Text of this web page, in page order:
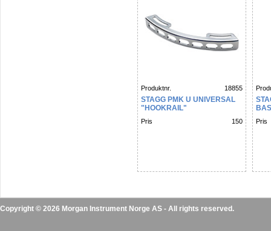
Produktnr. 18855
STAGG PMK U UNIVERSAL
"HOOKRAIL"
Pris 150 Pris
Copyright © 2026 Morgan Instrument Norge AS - All rights reserved.